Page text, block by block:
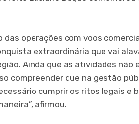
das operações com voos
extraordinária que vai
Ainda que as atividades não
compreender que na gestão
cumprir os ritos legais e
afirmou.